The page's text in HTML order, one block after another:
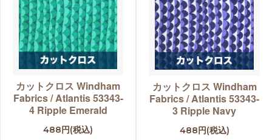
カットクロス Windham
Fabrics / Atlantis 53343-
4 Ripple Emerald
488円(税込)
カットクロス Windham
Fabrics / Atlantis 53343-
3 Ripple Navy
488円(税込)